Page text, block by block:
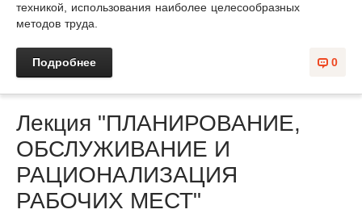
техникой, использования наиболее целесообразных
методов труда.
0
Подробнее
Лекция "ПЛАНИРОВАНИЕ,
ОБСЛУЖИВАНИЕ И
РАЦИОНАЛИЗАЦИЯ
РАБОЧИХ МЕСТ"